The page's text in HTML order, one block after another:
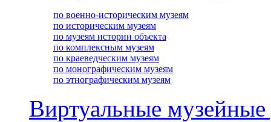
по военно-историческим музеям
по историческим музеям
по музеям истории объекта
по комплексным музеям
по краеведческим музеям
по монографическим музеям
по этнографическим музеям
Виртуальные